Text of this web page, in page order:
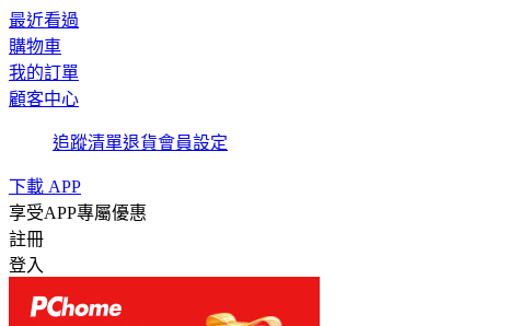
最近看過
購物車
我的訂單
顧客中心
追蹤清單退貨會員設定
下載 APP
享受APP專屬優惠
註冊
登入